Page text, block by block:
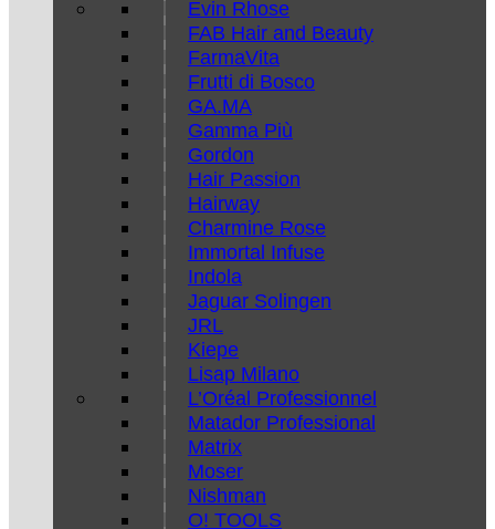
Evin Rhose
FAB Hair and Beauty
FarmaVita
Frutti di Bosco
GA.MA
Gamma Più
Gordon
Hair Passion
Hairway
Charmine Rose
Immortal Infuse
Indola
Jaguar Solingen
JRL
Kiepe
Lisap Milano
L’Oréal Professionnel
Matador Professional
Matrix
Moser
Nishman
O! TOOLS